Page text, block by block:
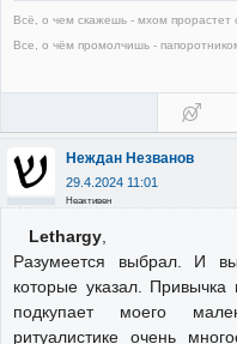
Всё, о чем скажешь - мхом прорастет
Все, о чём промолчишь -
Неждан Незванов
29.4.2024 11:01
Неактивен
Lethargy,
Разумеется выбрал. И
которые указал.
подкупает моего
ритуалистике очень